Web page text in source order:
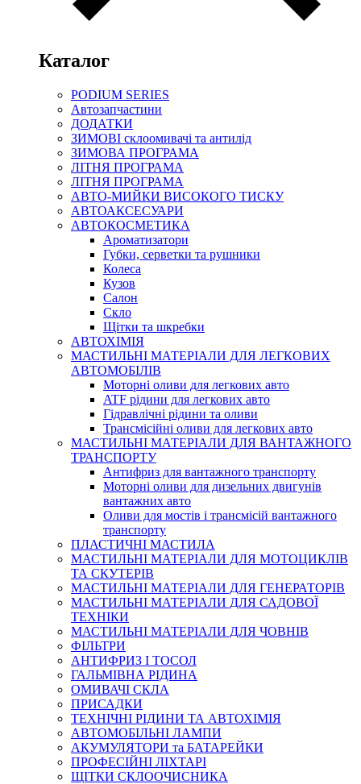
Каталог
PODIUM SERIES
Автозапчастини
ДОДАТКИ
ЗИМОВІ склоомивачі та антилід
ЗИМОВА ПРОГРАМА
ЛІТНЯ ПРОГРАМА
ЛІТНЯ ПРОГРАМА
АВТО-МИЙКИ ВИСОКОГО ТИСКУ
АВТОАКСЕСУАРИ
АВТОКОСМЕТИКА
Ароматизатори
Губки, серветки та рушники
Колеса
Кузов
Салон
Скло
Щітки та шкребки
АВТОХІМІЯ
МАСТИЛЬНІ МАТЕРІАЛИ ДЛЯ ЛЕГКОВИХ
АВТОМОБІЛІВ
Моторні оливи для легкових авто
ATF рідини для легкових авто
Гідравлічні рідини та оливи
Трансмісійні оливи для легкових авто
МАСТИЛЬНІ МАТЕРІАЛИ ДЛЯ ВАНТАЖНОГО
ТРАНСПОРТУ
Антифриз для вантажного транспорту
Моторні оливи для дизельних двигунів
вантажних авто
Оливи для мостів і трансмісій вантажного
транспорту
ПЛАСТИЧНІ МАСТИЛА
МАСТИЛЬНІ МАТЕРІАЛИ ДЛЯ МОТОЦИКЛІВ
ТА СКУТЕРІВ
МАСТИЛЬНІ МАТЕРІАЛИ ДЛЯ ГЕНЕРАТОРІВ
МАСТИЛЬНІ МАТЕРІАЛИ ДЛЯ САДОВОЇ
ТЕХНІКИ
МАСТИЛЬНІ МАТЕРІАЛИ ДЛЯ ЧОВНІВ
ФІЛЬТРИ
АНТИФРИЗ І ТОСОЛ
ГАЛЬМІВНА РІДИНА
ОМИВАЧІ СКЛА
ПРИСАДКИ
ТЕХНІЧНІ РІДИНИ ТА АВТОХІМІЯ
АВТОМОБІЛЬНІ ЛАМПИ
АКУМУЛЯТОРИ та БАТАРЕЙКИ
ПРОФЕСІЙНІ ЛІХТАРІ
ЩІТКИ СКЛООЧИСНИКА